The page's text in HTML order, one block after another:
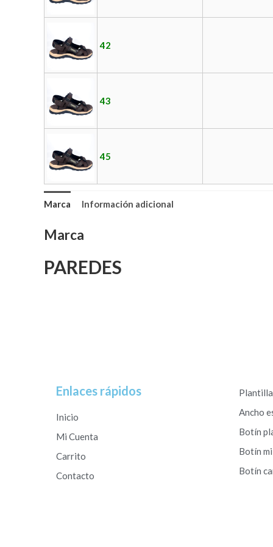
42
43
45
Marca Información adicional
Marca
PAREDES
Enlaces rápidos
Inicio
Mi Cuenta
Carrito
Contacto
Ancho
Botín
Botín
Botín